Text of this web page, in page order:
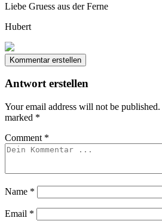
Liebe Gruess aus der Ferne
Hubert
Kommentar erstellen
Antwort erstellen
Your email address will not be published.
marked *
Comment *
Name *
Email *